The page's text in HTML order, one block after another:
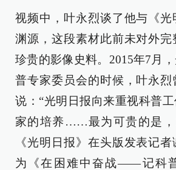
视频中，叶永烈谈了他与《光
渊源，这段素材此前未对外完
珍贵的影像史料。2015年7月
普专家委员会的时候，叶永
说：“光明日报向来重视科普
家的培养……最为可贵的是，
《光明日报》在头版发表记
为《在困难中奋战——记科